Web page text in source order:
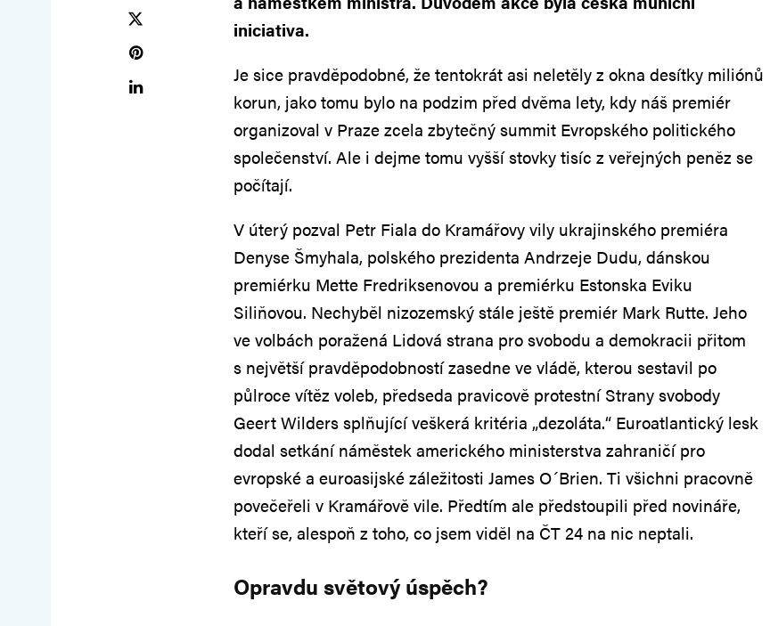
iniciativa.
Je sice pravděpodobné, že tentokrát asi neletěly z okna desítky miliónů
korun, jako tomu bylo na podzim před dvěma lety, kdy náš premiér
organizoval v Praze zcela zbytečný summit Evropského politického
společenství. Ale i dejme tomu vyšší stovky tisíc z veřejných peněz se
počítají.
V úterý pozval Petr Fiala do Kramářovy vily ukrajinského premiéra
Denyse Šmyhala, polského prezidenta Andrzeje Dudu, dánskou
premiérku Mette Fredriksenovou a premiérku Estonska Eviku
Siliňovou. Nechyběl nizozemský stále ještě premiér Mark Rutte. Jeho
ve volbách poražená Lidová strana pro svobodu a demokracii přitom
s největší pravděpodobností zasedne ve vládě, kterou sestavil po
půlroce vítěz voleb, předseda pravicově protestní Strany svobody
Geert Wilders splňující veškerá kritéria „dezoláta.“ Euroatlantický lesk
dodal setkání náměstek amerického ministerstva zahraničí pro
evropské a euroasijské záležitosti James O´Brien. Ti všichni pracovně
povečeřeli v Kramářově vile. Předtím ale předstoupili před novináře,
kteří se, alespoň z toho, co jsem viděl na ČT 24 na nic neptali.
Opravdu světový úspěch?